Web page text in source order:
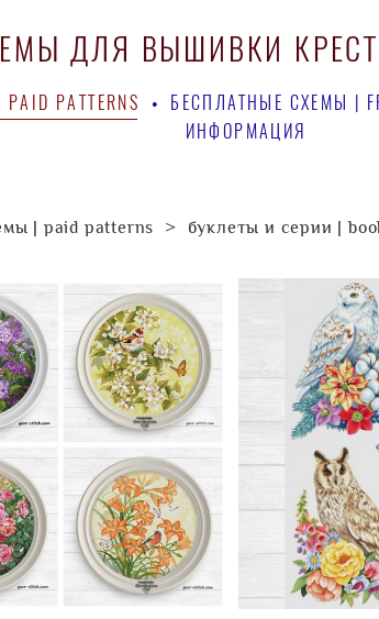
ДЛЯ ВЫШИВКИ
PATTERNS • БЕСПЛАТНЫЕ СХЕМЫ |
ИНФОРМАЦИЯ
ДЛЯ ВЫШИВКИ
PATTERNS • БЕСПЛАТНЫЕ СХЕМЫ |
ИНФОРМАЦИЯ
| paid patterns > буклеты и серии |